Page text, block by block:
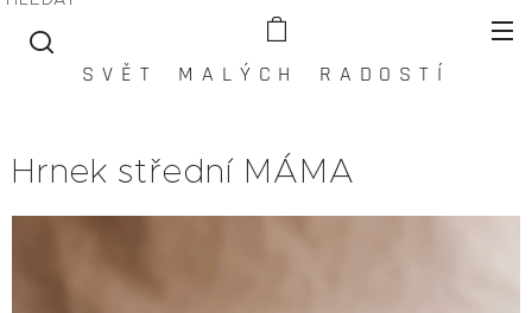
S V Ě T M A L Ý C H R A D O S T Í
Hrnek střední MÁMA